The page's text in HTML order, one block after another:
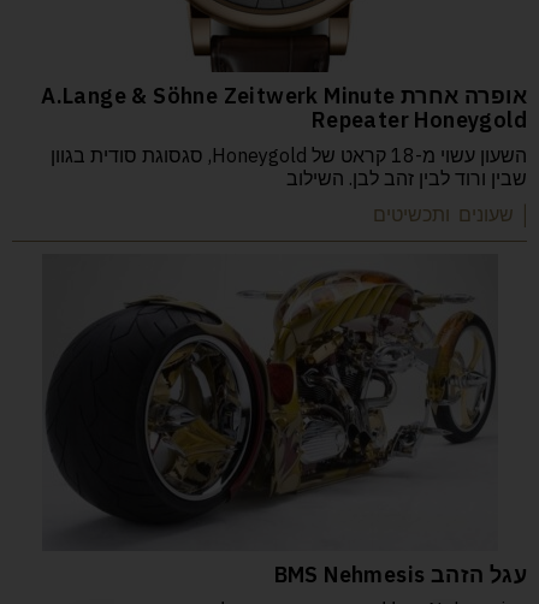
אופרה אחרת A.Lange & Söhne Zeitwerk Minute
Repeater Honeygold
השעון עשוי מ-18 קראט של Honeygold, סגסוגת סודית בגוון
שבין ורוד לבין זהב לבן. השילוב
| שעונים ותכשיטים
עגל הזהב BMS Nehmesis